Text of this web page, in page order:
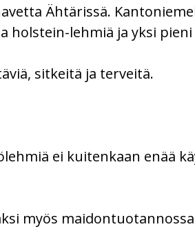
Ähtärissä.
holstein-lehmiä ja yksi
sitkeitä ja terveitä.
ei kuitenkaan enää
myös